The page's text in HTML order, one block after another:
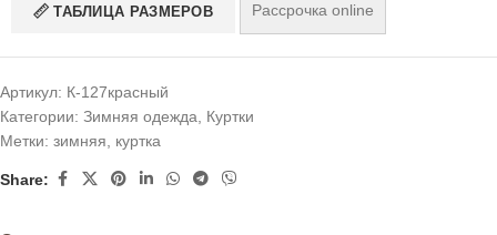
ТАБЛИЦА РАЗМЕРОВ Рассрочка online
Артикул: К-127красный
Категории: Зимняя одежда, Куртки
Метки: зимняя, куртка
Share: